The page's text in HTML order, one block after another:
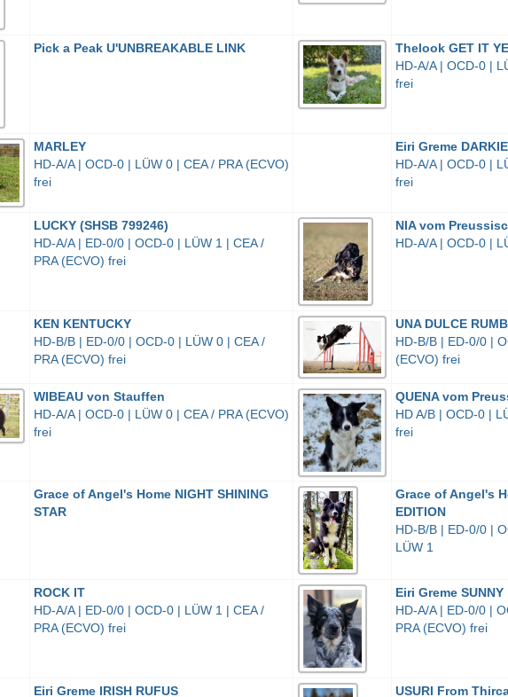
Pick a Peak U'UNBREAKABLE LINK
Thelook GET IT
HD-A/A | OCD-0 |
frei
MARLEY
HD-A/A | OCD-0 | LÜW 0 | CEA / PRA (ECVO)
frei
Eiri Greme DARKIE
HD-A/A | OCD-0 |
frei
LUCKY (SHSB 799246)
HD-A/A | ED-0/0 | OCD-0 | LÜW 1 | CEA /
PRA (ECVO) frei
NIA vom
HD-A/A | OCD-0 |
KEN KENTUCKY
HD-B/B | ED-0/0 | OCD-0 | LÜW 0 | CEA /
PRA (ECVO) frei
UNA DULCE
HD-B/B | ED-0/0 |
(ECVO) frei
WIBEAU von Stauffen
HD-A/A | OCD-0 | LÜW 0 | CEA / PRA (ECVO)
frei
QUENA vom
HD A/B | OCD-0 |
frei
Grace of Angel's Home NIGHT SHINING
STAR
Grace of Angel's
EDITION
HD-B/B | ED-0/0 |
LÜW 1
ROCK IT
HD-A/A | ED-0/0 | OCD-0 | LÜW 1 | CEA /
PRA (ECVO) frei
Eiri Greme SUNNY
HD-A/A | ED-0/0 |
PRA (ECVO) frei
Eiri Greme IRISH RUFUS USURI From